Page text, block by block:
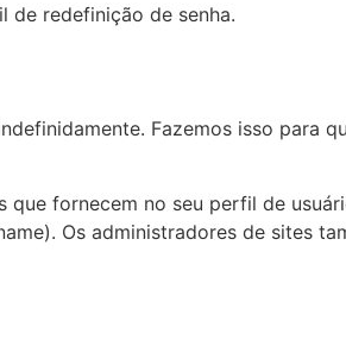
de redefinição de senha.
Fazemos isso para
fornecem no seu perfil de
Os administradores de sites